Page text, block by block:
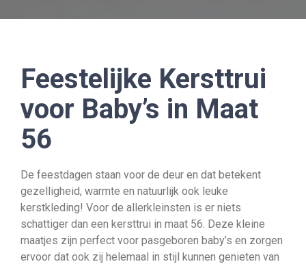
Feestelijke Kersttrui
voor Baby’s in Maat
56
De feestdagen staan voor de deur en dat betekent
gezelligheid, warmte en natuurlijk ook leuke
kerstkleding! Voor de allerkleinsten is er niets
schattiger dan een kersttrui in maat 56. Deze kleine
maatjes zijn perfect voor pasgeboren baby’s en zorgen
ervoor dat ook zij helemaal in stijl kunnen genieten van